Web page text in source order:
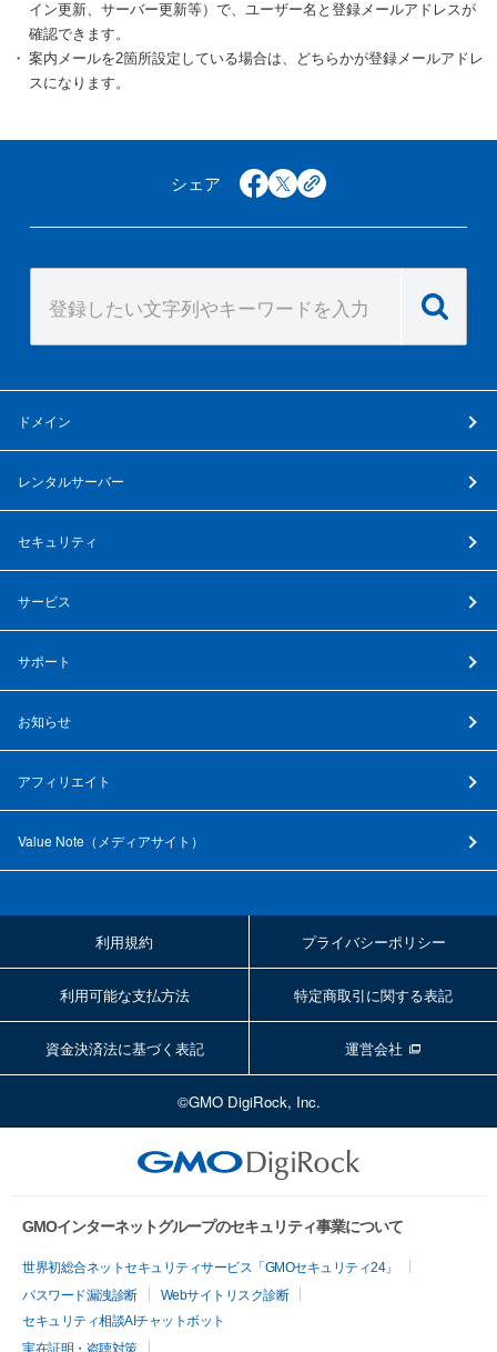
イン更新、サーバー更新等）で、ユーザー名と登録メールアドレスが
確認できます。
案内メールを2箇所設定している場合は、どちらかが登録メールアドレ
スになります。
シェア facebook
x copy
ドメイン
レンタルサーバー
セキュリティ
サービス
サポート
お知らせ
アフィリエイト
Value Note（ メディアサイト ）
利用規約 プライバシーポリシー
利用可能な支払方法 特定商取引に関する表記
資金決済法に基づく表記 運営会社
©GMO DigiRock, Inc.
GMOインターネットグループのセキュリティ事業について
世界初総合ネットセキュリティサービス「GMOセキュリティ24」
パスワード漏洩診断
Webサイトリスク診断
セキュリティ相談AIチャットボット
実在証明・盗聴対策